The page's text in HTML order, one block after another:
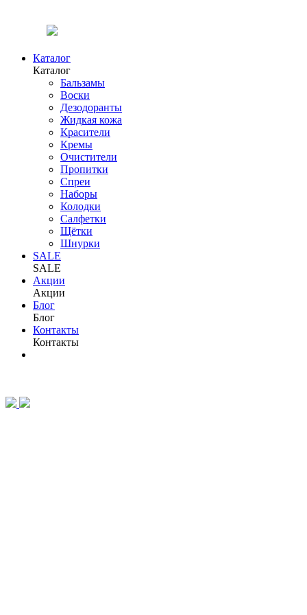
Каталог
Каталог
Бальзамы
Воски
Дезодоранты
Жидкая кожа
Красители
Кремы
Очистители
Пропитки
Спреи
Наборы
Колодки
Салфетки
Щётки
Шнурки
SALE
SALE
Акции
Акции
Блог
Блог
Контакты
Контакты